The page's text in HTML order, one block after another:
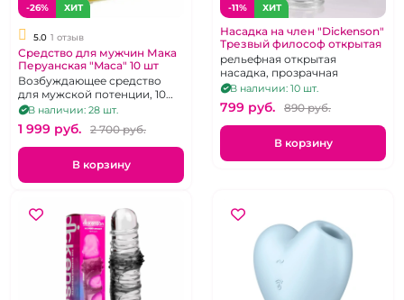
-26% ХИТ
5.0 1 отзыв
Средство для мужчин Мака
Перуанская "Maca" 10 шт
Возбуждающее средство
для мужской потенции, 10
шт.В наличии: 28 шт.
1 999 pуб. 2 700 pуб.
В корзину
-11% ХИТ
Насадка на член "Dickenson"
Трезвый философ открытая
рельефная открытая
насадка, прозрачная
В наличии: 10 шт.
799 pуб. 890 pуб.
В корзину